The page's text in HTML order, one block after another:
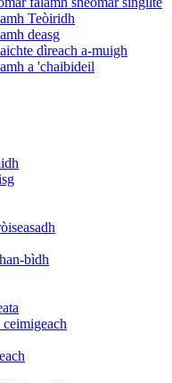
Teòiridh
deasg
dìreach a-muigh
a 'chaibideil
bìdh